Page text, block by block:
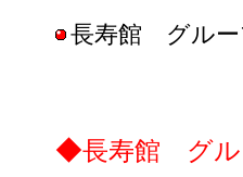
長寿館 グル
◆長寿館 グル